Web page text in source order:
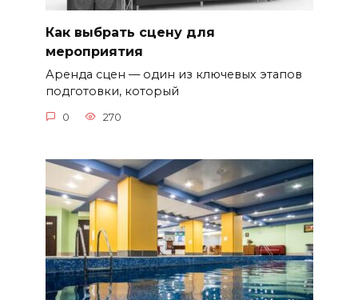
Как выбрать сцену для
мероприятия
Аренда сцен — один из ключевых этапов
подготовки, который
0 270